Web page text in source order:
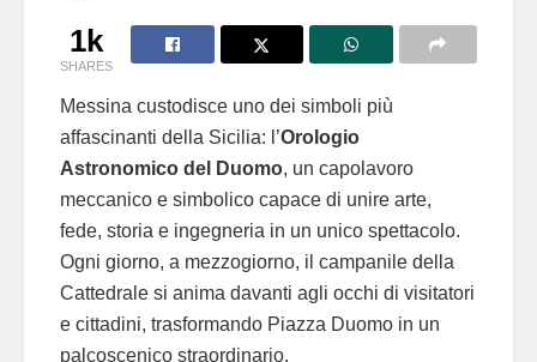
1k
SHARES
Messina custodisce uno dei simboli più
affascinanti della Sicilia: l’Orologio
Astronomico del Duomo, un capolavoro
meccanico e simbolico capace di unire arte,
fede, storia e ingegneria in un unico spettacolo.
Ogni giorno, a mezzogiorno, il campanile della
Cattedrale si anima davanti agli occhi di visitatori
e cittadini, trasformando Piazza Duomo in un
palcoscenico straordinario.